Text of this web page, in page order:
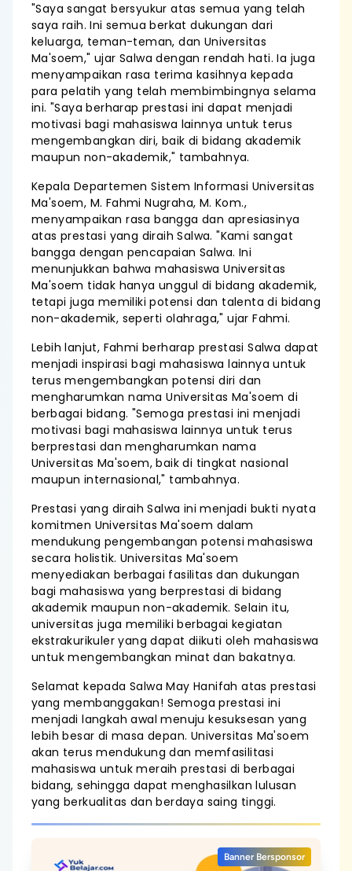
"Saya sangat bersyukur atas semua yang telah
saya raih. Ini semua berkat dukungan dari
keluarga, teman-teman, dan Universitas
Ma'soem," ujar Salwa dengan rendah hati. Ia juga
menyampaikan rasa terima kasihnya kepada
para pelatih yang telah membimbingnya selama
ini. "Saya berharap prestasi ini dapat menjadi
motivasi bagi mahasiswa lainnya untuk terus
mengembangkan diri, baik di bidang akademik
maupun non-akademik," tambahnya.
Kepala Departemen Sistem Informasi Universitas
Ma'soem, M. Fahmi Nugraha, M. Kom.,
menyampaikan rasa bangga dan apresiasinya
atas prestasi yang diraih Salwa. "Kami sangat
bangga dengan pencapaian Salwa. Ini
menunjukkan bahwa mahasiswa Universitas
Ma'soem tidak hanya unggul di bidang akademik,
tetapi juga memiliki potensi dan talenta di bidang
non-akademik, seperti olahraga," ujar Fahmi.
Lebih lanjut, Fahmi berharap prestasi Salwa dapat
menjadi inspirasi bagi mahasiswa lainnya untuk
terus mengembangkan potensi diri dan
mengharumkan nama Universitas Ma'soem di
berbagai bidang. "Semoga prestasi ini menjadi
motivasi bagi mahasiswa lainnya untuk terus
berprestasi dan mengharumkan nama
Universitas Ma'soem, baik di tingkat nasional
maupun internasional," tambahnya.
Prestasi yang diraih Salwa ini menjadi bukti nyata
komitmen Universitas Ma'soem dalam
mendukung pengembangan potensi mahasiswa
secara holistik. Universitas Ma'soem
menyediakan berbagai fasilitas dan dukungan
bagi mahasiswa yang berprestasi di bidang
akademik maupun non-akademik. Selain itu,
universitas juga memiliki berbagai kegiatan
ekstrakurikuler yang dapat diikuti oleh mahasiswa
untuk mengembangkan minat dan bakatnya.
Selamat kepada Salwa May Hanifah atas prestasi
yang membanggakan! Semoga prestasi ini
menjadi langkah awal menuju kesuksesan yang
lebih besar di masa depan. Universitas Ma'soem
akan terus mendukung dan memfasilitasi
mahasiswa untuk meraih prestasi di berbagai
bidang, sehingga dapat menghasilkan lulusan
yang berkualitas dan berdaya saing tinggi.
Banner Bersponsor